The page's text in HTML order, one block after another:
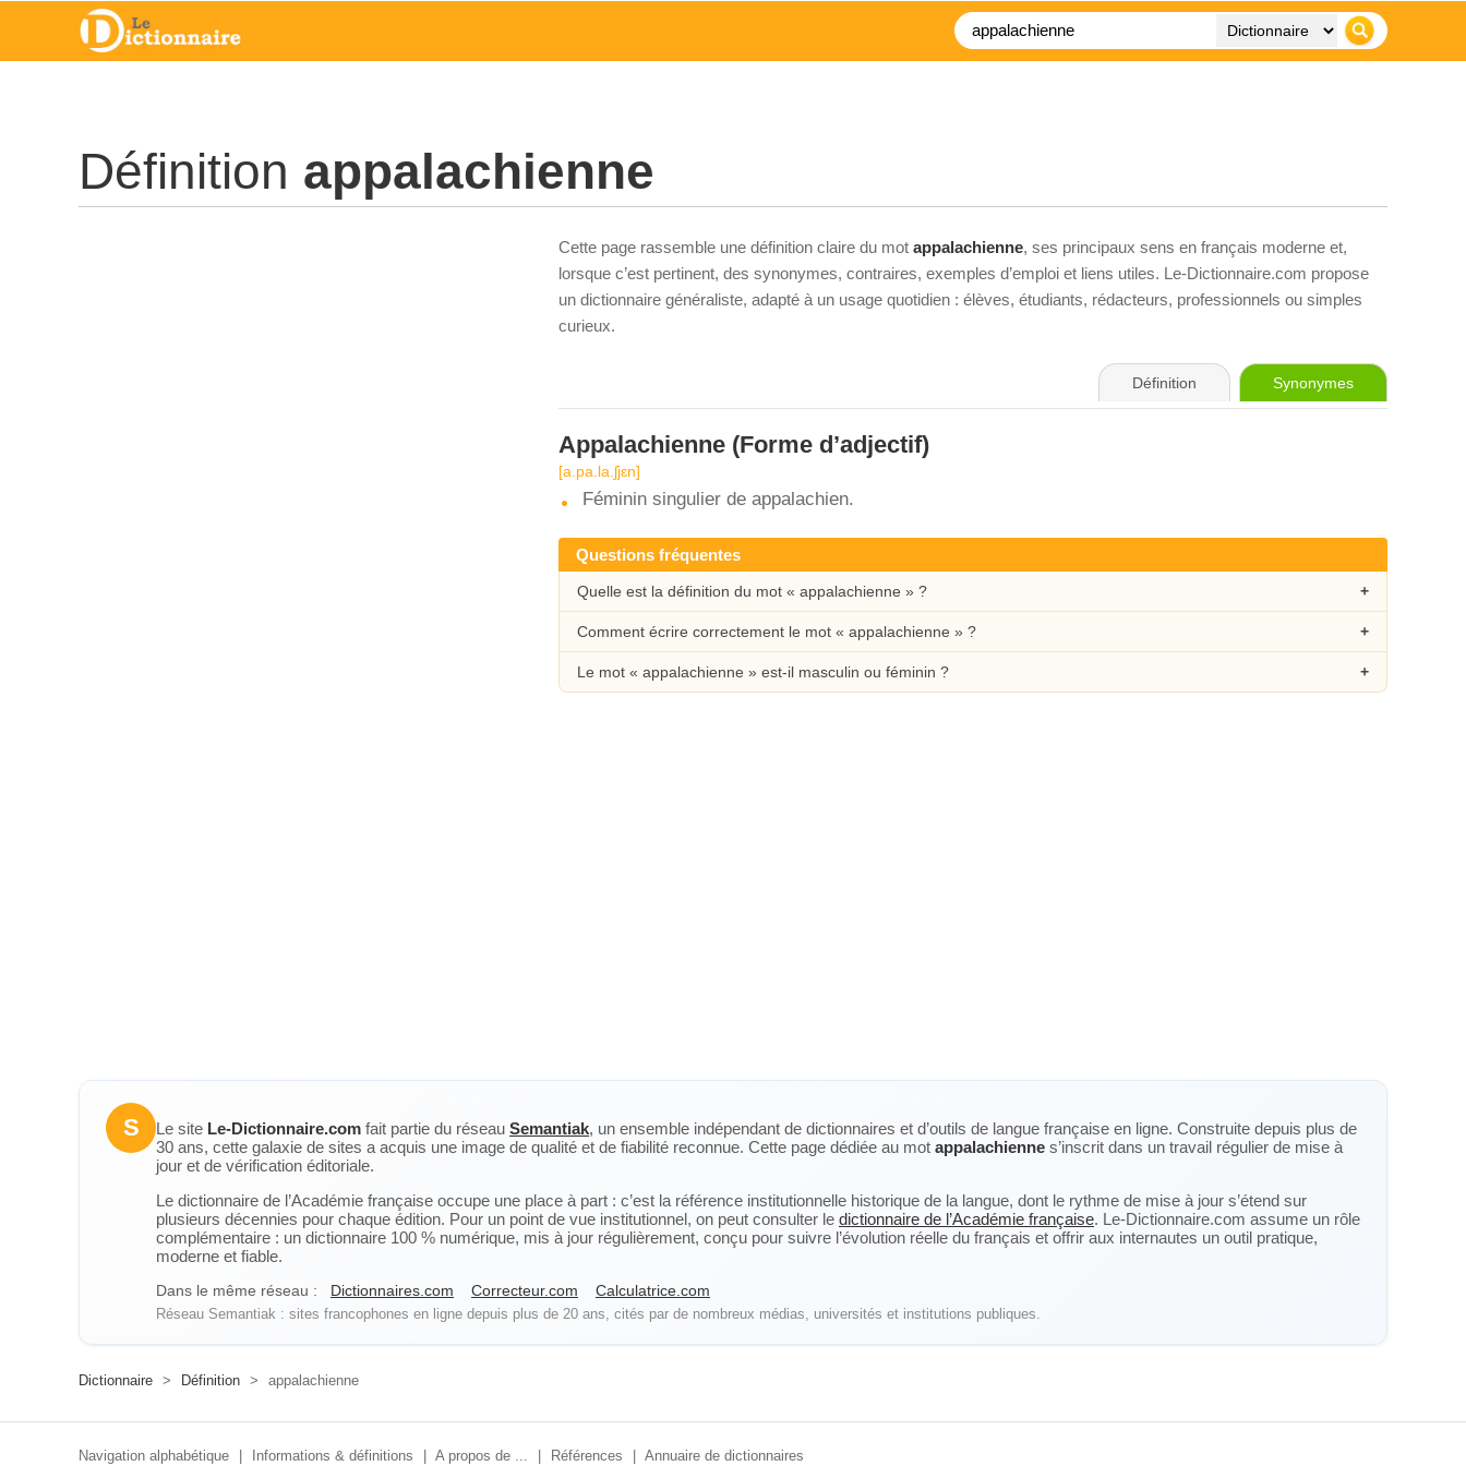
Définition appalachienne
Cette page rassemble une définition claire du mot appalachienne, ses principaux sens en français moderne et,
lorsque c’est pertinent, des synonymes, contraires, exemples d’emploi et liens utiles. Le-Dictionnaire.com propose
un dictionnaire généraliste, adapté à un usage quotidien : élèves, étudiants, rédacteurs, professionnels ou simples
curieux.
Définition Synonymes
Appalachienne (Forme d’adjectif)
[a.pa.la.ʃjɛn]
Féminin singulier de appalachien.
Questions fréquentes
Quelle est la définition du mot « appalachienne » ?
Comment écrire correctement le mot « appalachienne » ?
Le mot « appalachienne » est-il masculin ou féminin ?
S Le site Le-Dictionnaire.com fait partie du réseau Semantiak, un ensemble indépendant de dictionnaires et d’outils de langue française en ligne. Construite depuis plus de
30 ans, cette galaxie de sites a acquis une image de qualité et de fiabilité reconnue. Cette page dédiée au mot appalachienne s’inscrit dans un travail régulier de mise à
jour et de vérification éditoriale.
Le dictionnaire de l’Académie française occupe une place à part : c’est la référence institutionnelle historique de la langue, dont le rythme de mise à jour s’étend sur
plusieurs décennies pour chaque édition. Pour un point de vue institutionnel, on peut consulter le dictionnaire de l’Académie française. Le-Dictionnaire.com assume un rôle
complémentaire : un dictionnaire 100 % numérique, mis à jour régulièrement, conçu pour suivre l’évolution réelle du français et offrir aux internautes un outil pratique,
moderne et fiable.
Dans le même réseau : Dictionnaires.com Correcteur.com Calculatrice.com
Réseau Semantiak : sites francophones en ligne depuis plus de 20 ans, cités par de nombreux médias, universités et institutions publiques.
Dictionnaire > Définition > appalachienne
Navigation alphabétique Informations & définitions A propos de ... Références Annuaire de dictionnaires